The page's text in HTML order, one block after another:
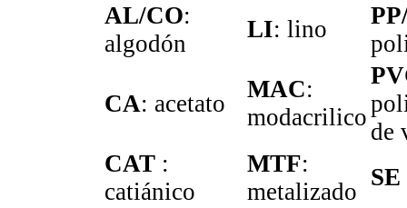
AL/CO:
algodón
LI: lino
CA: acetato
MAC:
modacrilico
de
CAT :
catiánico
MTF:
metalizado
SE